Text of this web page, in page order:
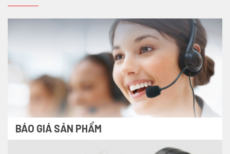
BÁO GIÁ SẢN PHẨM